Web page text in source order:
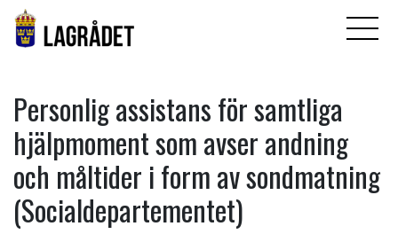
Personlig assistans för samtliga
hjälpmoment som avser andning
och måltider i form av sondmatning
(Socialdepartementet)